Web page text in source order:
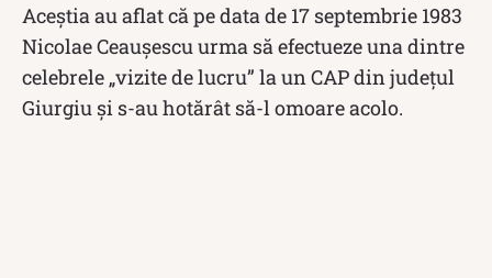
Aceștia au aflat că pe data de 17 septembrie 1983
Nicolae Ceaușescu urma să efectueze una dintre
celebrele „vizite de lucru” la un CAP din județul
Giurgiu și s-au hotărât să-l omoare acolo.